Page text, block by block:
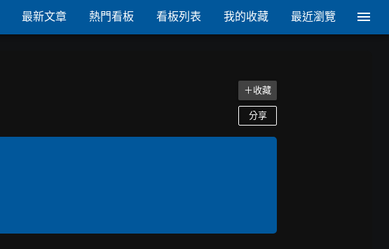
最新文章 熱門看板 看板列表 我的收藏 最近瀏覽
＋收藏
分享